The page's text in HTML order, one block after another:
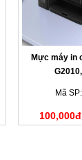
Mực máy in
Mã
100,000đ